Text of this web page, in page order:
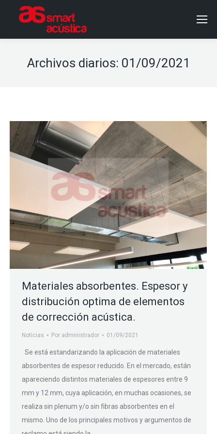
Archivos diarios: 01/09/2021
Materiales absorbentes. Espesor y
distribución optima de elementos
de corrección acústica.
Noticias Por administrador 01/09/2021
Se está estandarizando la aplicación de materiales
absorbentes de espesor reducido. En el mercado, están
apareciendo distintos materiales de espesores entre 9
mm y 12 mm, cuya aplicación, en muchas ocasiones, se
realiza sin plenum y/o sin fibras absorbentes en el
mismo. Uno de los principales motivos y argumentos de